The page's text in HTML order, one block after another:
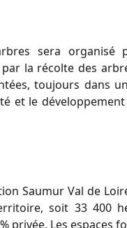
sera organisé
la récolte des
toujours dans
et le
Saumur Val de
soit 33 400
privée. Les espaces